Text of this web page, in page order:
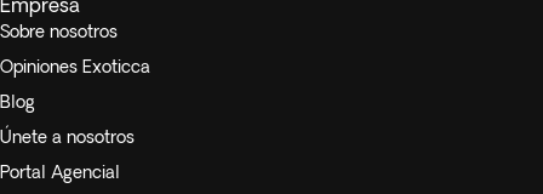
Empresa
Sobre nosotros
Opiniones Exoticca
Blog
Únete a nosotros
Portal Agencial